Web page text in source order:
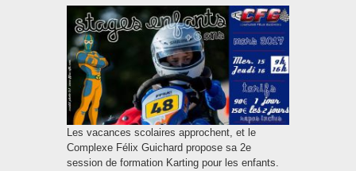
Les vacances scolaires approchent, et le
Complexe Félix Guichard propose sa 2e
session de formation Karting pour les enfants.